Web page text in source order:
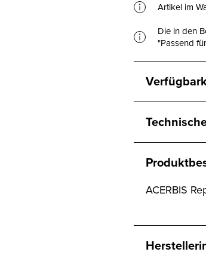
Artikel im
Die in den
"Passend
ACERBIS